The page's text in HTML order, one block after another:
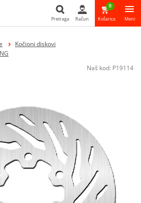
Pretraga Račun
0
Košarica Meni
Kočioni diskovi
Naš kod: P19114